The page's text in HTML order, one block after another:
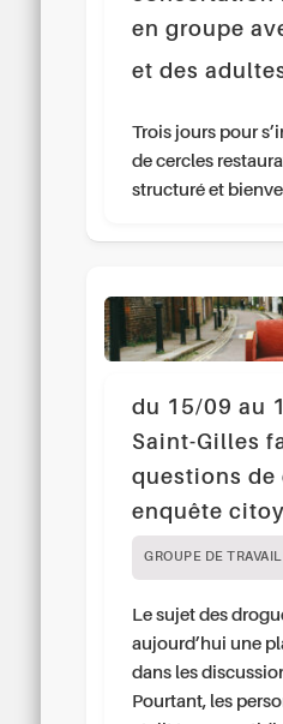
en groupe
et des
Trois jours pour
de cercles
structuré et
du 15/09 au
Saint-Gilles
questions de
enquête
GROUPE DE TRAVAIL
Le sujet des
aujourd’hui une
dans les
Pourtant, les